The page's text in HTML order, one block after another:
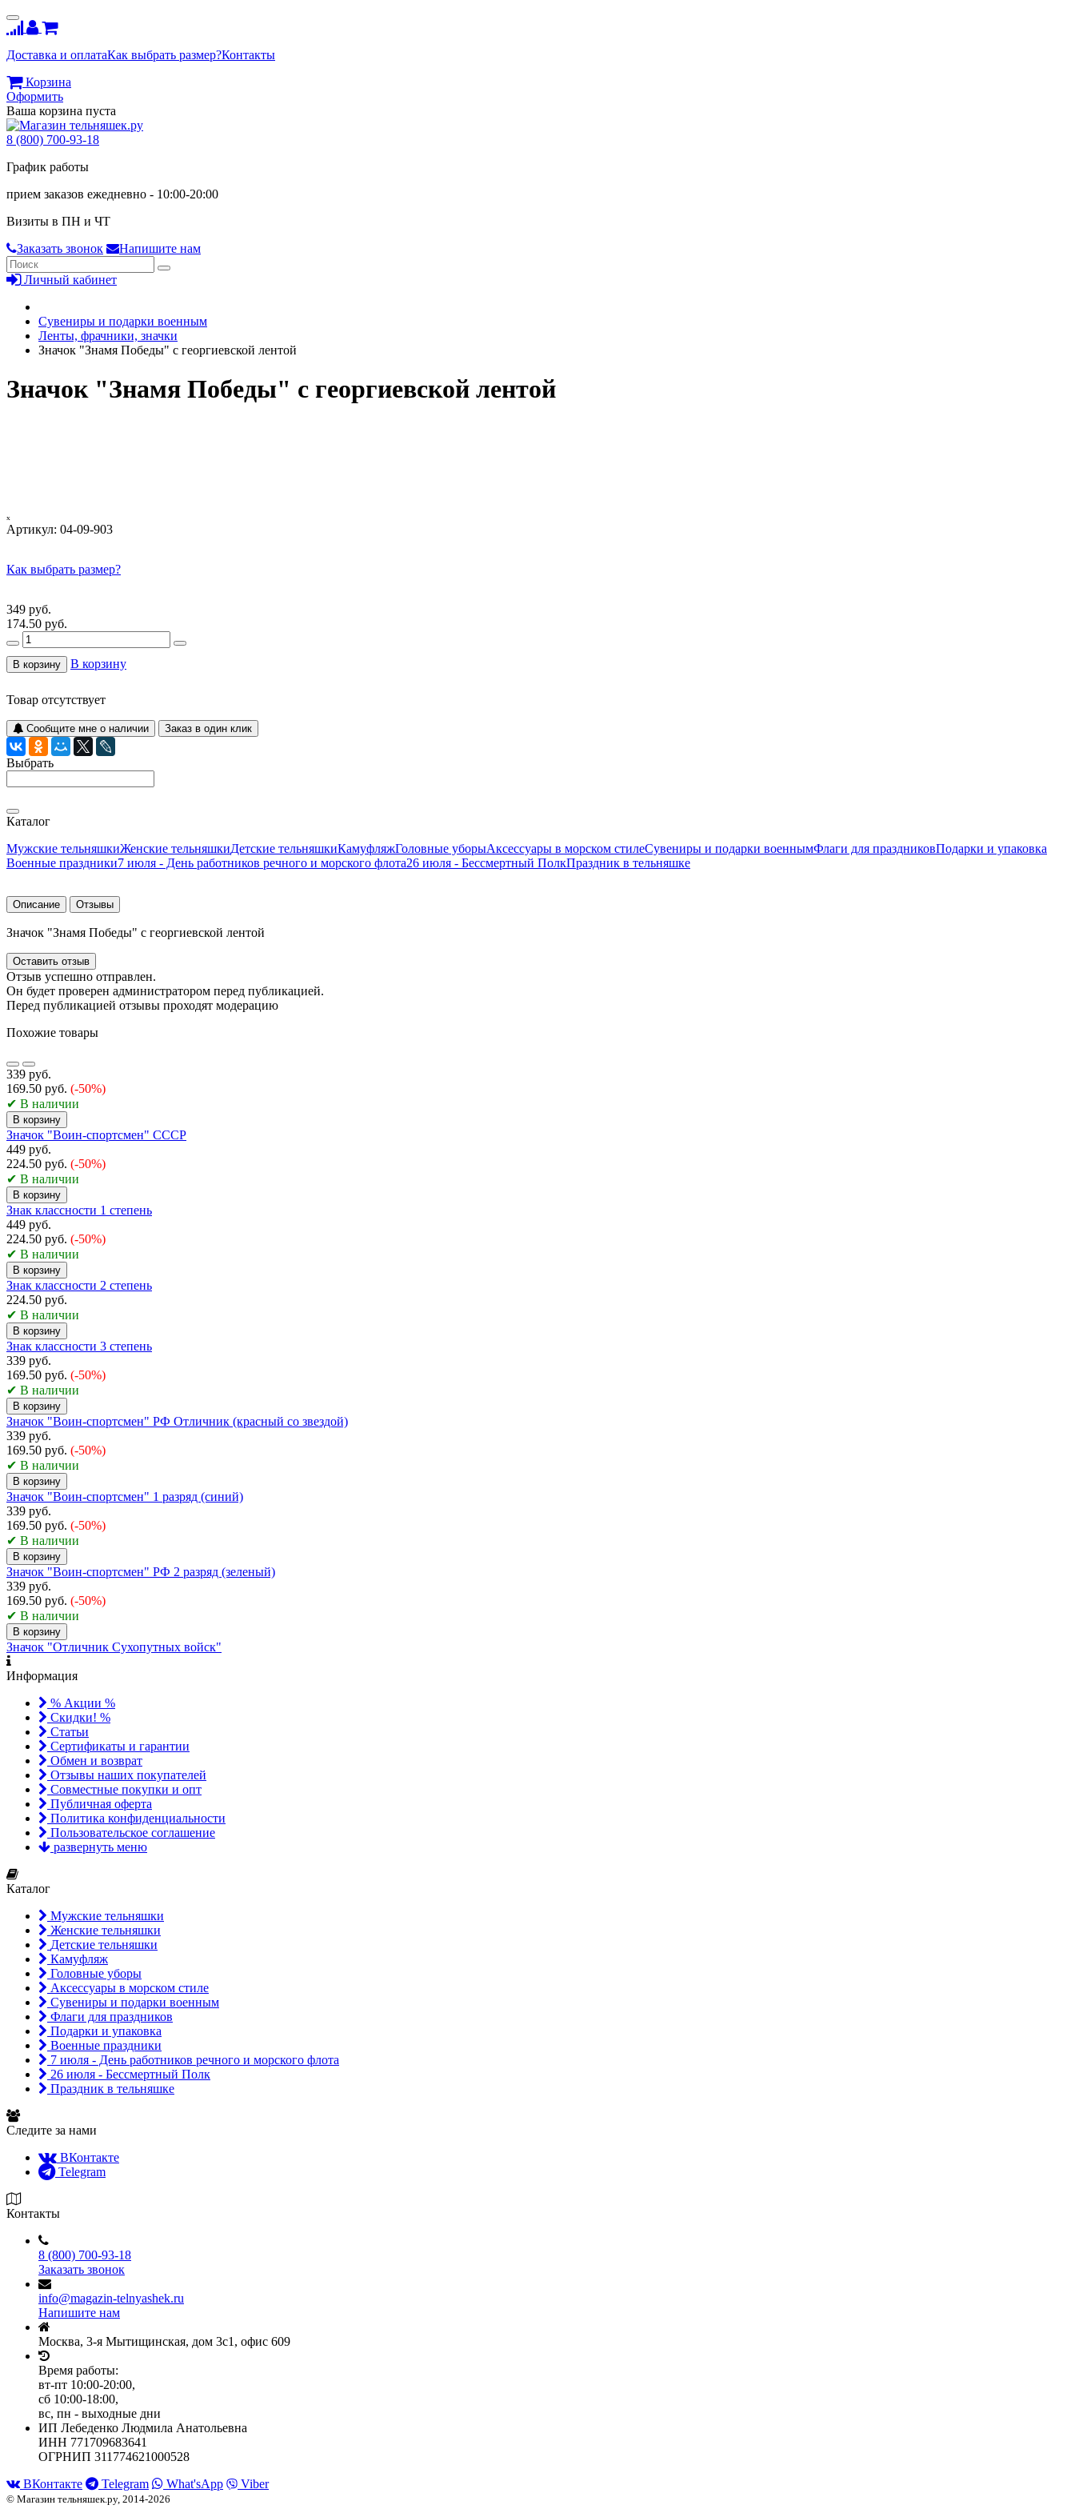
Доставка и оплатаКак выбрать размер?Контакты
Корзина
Оформить
Ваша корзина пуста
8 (800) 700-93-18
График работы
прием заказов ежедневно - 10:00-20:00
Визиты в ПН и ЧТ
Заказать звонок
Напишите нам
Личный кабинет
Сувениры и подарки военным
Ленты, фрачники, значки
Значок "Знамя Победы" с георгиевской лентой
Значок "Знамя Победы" с георгиевской лентой
ₓ
Артикул: 04-09-903
Как выбрать размер?
349 руб.
174.50 руб.
В корзину В корзину
Товар отсутствует
Сообщите мне о наличии Заказ в один клик
Выбрать
Каталог
Мужские тельняшкиЖенские тельняшкиДетские тельняшкиКамуфляжГоловные уборыАксессуары в морском стилеСувениры и подарки военнымФлаги для праздниковПодарки и упаковка
Военные праздники7 июля - День работников речного и морского флота26 июля - Бессмертный ПолкПраздник в тельняшке
Описание Отзывы
Значок "Знамя Победы" с георгиевской лентой
Оставить отзыв
Отзыв успешно отправлен.
Он будет проверен администратором перед публикацией.
Перед публикацией отзывы проходят модерацию
Похожие товары
339 руб.
169.50 руб. (-50%)
✔ В наличии
В корзину
Значок "Воин-спортсмен" СССР
449 руб.
224.50 руб. (-50%)
✔ В наличии
В корзину
Знак классности 1 степень
449 руб.
224.50 руб. (-50%)
✔ В наличии
В корзину
Знак классности 2 степень
224.50 руб.
✔ В наличии
В корзину
Знак классности 3 степень
339 руб.
169.50 руб. (-50%)
✔ В наличии
В корзину
Значок "Воин-спортсмен" РФ Отличник (красный со звездой)
339 руб.
169.50 руб. (-50%)
✔ В наличии
В корзину
Значок "Воин-спортсмен" 1 разряд (синий)
339 руб.
169.50 руб. (-50%)
✔ В наличии
В корзину
Значок "Воин-спортсмен" РФ 2 разряд (зеленый)
339 руб.
169.50 руб. (-50%)
✔ В наличии
В корзину
Значок "Отличник Сухопутных войск"
Информация
% Акции %
Скидки! %
Статьи
Сертификаты и гарантии
Обмен и возврат
Отзывы наших покупателей
Совместные покупки и опт
Публичная оферта
Политика конфиденциальности
Пользовательское соглашение
развернуть меню
Каталог
Мужские тельняшки
Женские тельняшки
Детские тельняшки
Камуфляж
Головные уборы
Аксессуары в морском стиле
Сувениры и подарки военным
Флаги для праздников
Подарки и упаковка
Военные праздники
7 июля - День работников речного и морского флота
26 июля - Бессмертный Полк
Праздник в тельняшке
Следите за нами
ВКонтакте
Telegram
Контакты
8 (800) 700-93-18
Заказать звонок
info@magazin-telnyashek.ru
Напишите нам
Москва, 3-я Мытищинская, дом 3с1, офис 609
Время работы:
вт-пт 10:00-20:00,
сб 10:00-18:00,
вс, пн - выходные дни
ИП Лебеденко Людмила Анатольевна
ИНН 771709683641
ОГРНИП 311774621000528
ВКонтакте
Telegram What'sApp Viber
© Магазин тельняшек.ру, 2014-2026